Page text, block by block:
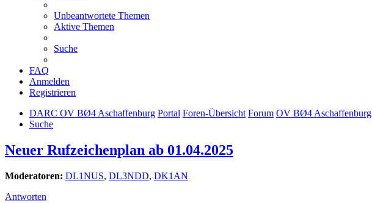
Unbeantwortete Themen
Aktive Themen
Suche
FAQ
Anmelden
Registrieren
DARC OV BØ4 Aschaffenburg Portal Foren-Übersicht Forum OV BØ4 Aschaffenburg
Suche
Neuer Rufzeichenplan ab 01.04.2025
Moderatoren: DL1NUS, DL3NDD, DK1AN
Antworten